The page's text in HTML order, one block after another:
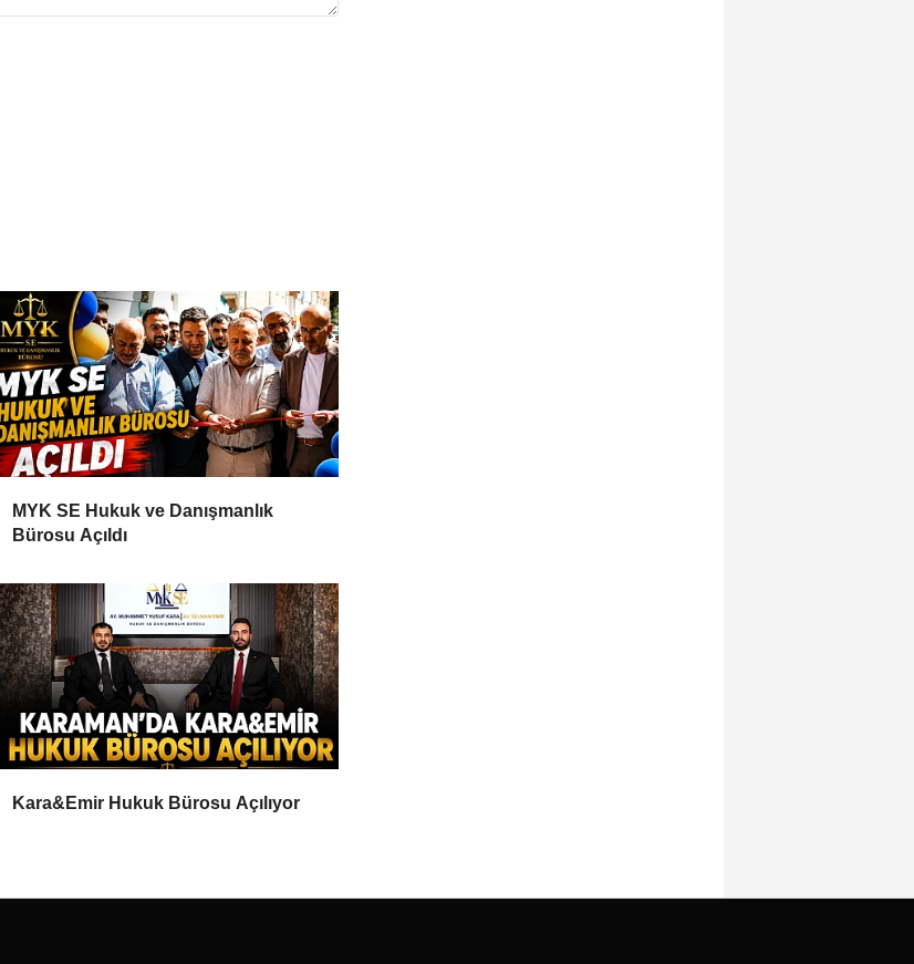
MYK SE Hukuk ve Danışmanlık
Bürosu Açıldı
Kara&Emir Hukuk Bürosu Açılıyor